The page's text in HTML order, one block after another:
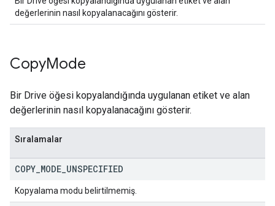
değerlerinin nasıl kopyalanacağını gösterir.
CopyMode
Bir Drive öğesi kopyalandığında uygulanan etiket ve alan
değerlerinin nasıl kopyalanacağını gösterir.
Sıralamalar
COPY MODE UNSPECIFIED
Kopyalama modu belirtilmemiş.